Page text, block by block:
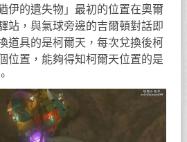
伊的遺失物」最初的位置在奧爾
站，與氣球旁邊的吉爾頓對話即
道具的是柯爾天，每次兌換後柯
位置，能夠得知柯爾天位置的是